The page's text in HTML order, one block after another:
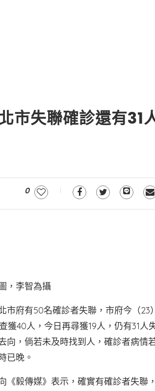
市失聯確診還有
0
，李智為攝
市府有50名確診者失聯，市府今（
獲40人，今日再尋獲19人，仍有31人
向，倘若未及時找到人，確診者病情
已晚。
《毅傳媒》表示，確實有確診者失聯